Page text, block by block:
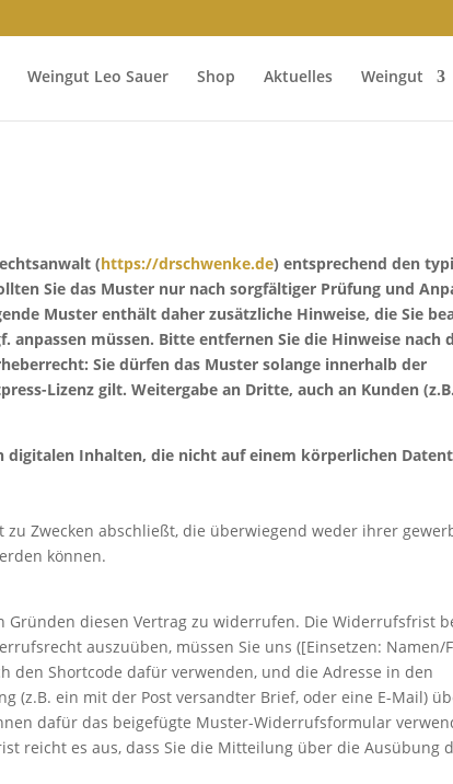
Weingut Leo Sauer Shop Aktuelles Weingut
(https://drschwenke.de) entsprechend den
Sie das Muster nur nach sorgfältiger Prüfung und
Muster enthält daher zusätzliche Hinweise, die Sie
anpassen müssen. Bitte entfernen Sie die Hinweise nach
Sie dürfen das Muster solange innerhalb der
Lizenz gilt. Weitergabe an Dritte, auch an Kunden
Inhalten, die nicht auf einem körperlichen
Zwecken abschließt, die überwiegend weder ihrer
können.
Gründen diesen Vertrag zu widerrufen. Die Widerrufsfrist
auszuüben, müssen Sie uns ([Einsetzen: Namen/
den Shortcode dafür verwenden, und die Adresse in den
(z.B. ein mit der Post versandter Brief, oder eine E-Mail)
dafür das beigefügte Muster-Widerrufsformular
reicht es aus, dass Sie die Mitteilung über die Ausübung